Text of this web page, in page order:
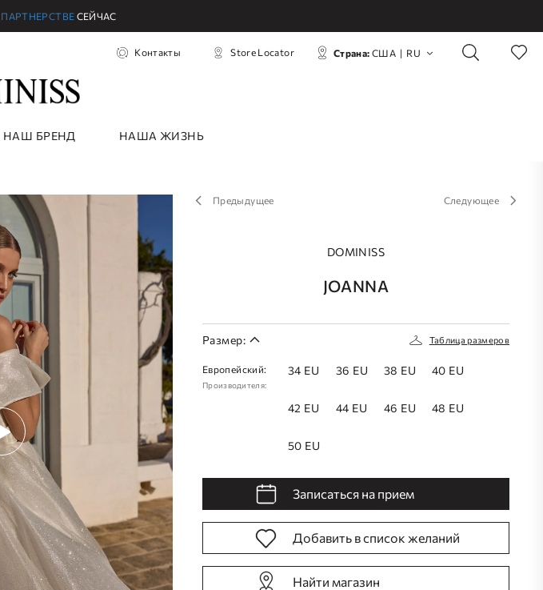
ПАРТНЕРСТВЕ СЕЙЧАС
Контакты Store Locator Страна: США | RU
НАШ БРЕНД НАША ЖИЗНЬ
Предыдущее Следующее
DOMINISS
JOANNA
Размер: Таблица размеров
Европейский:
Производителя:
34 EU 36 EU 38 EU 40 EU
42 EU 44 EU 46 EU 48 EU
50 EU
Записаться на прием
Добавить в список желаний
Найти магазин